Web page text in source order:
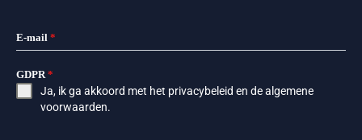
E-mail *
GDPR*
Ja, ik ga akkoord met het privacybeleid en dealgemene
voorwaarden.